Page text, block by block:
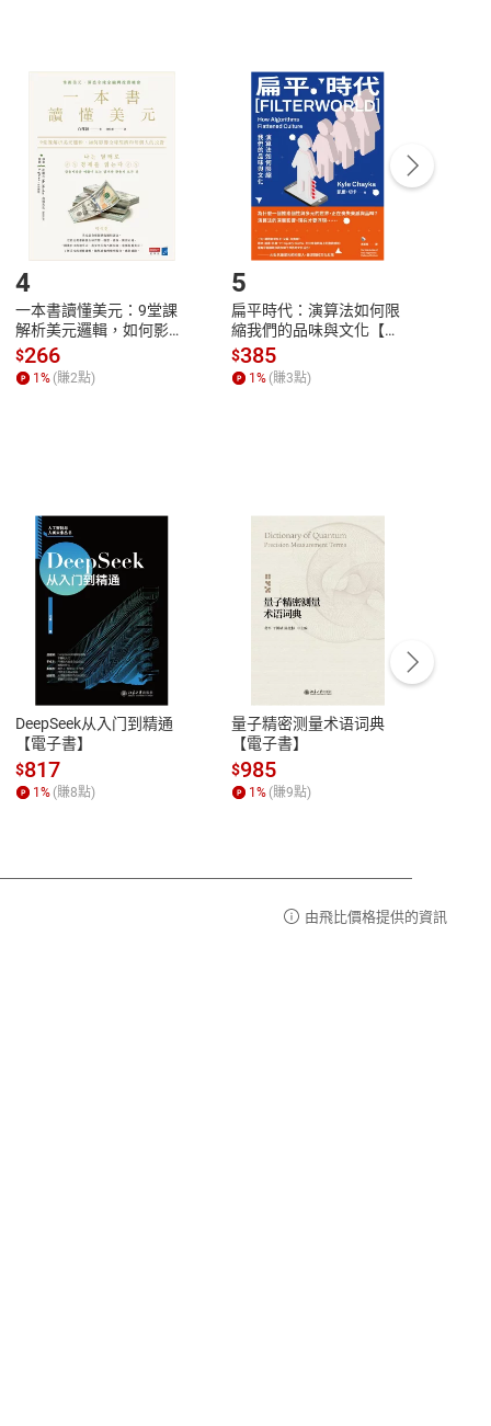
點選「瀏覽訂單明細」 「申請取消訂單/退
貨。
付款方式
Payment
完成訂單
Complete
號，下載書籍後看書
性
參
客服資訊
服務時間：週一到週五 10:00-12:00、
13:00-17:00 (國定假日及例假日休息)
客服電話：0080-1857077
4
一本書讀懂美元：9堂課
解析美元邏輯，如何影響
全球經濟和每個人的投資
【電子書】
$266
1% (賺2點)
5
扁平時代：演算法如何限
縮我們的品味與文化【電
子書】
$385
1% (賺3點)
DeepSeek从入门到精通
【電子書】
$817
1% (賺8點)
量子精密测量术语词典
【電子書】
$985
1% (賺9點)
由飛比價格提供的資訊